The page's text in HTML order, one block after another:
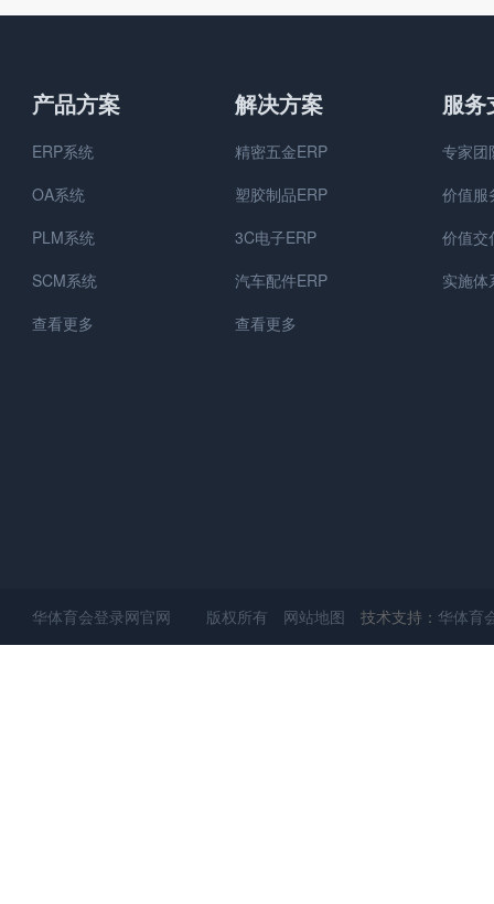
产品方案
ERP系统
OA系统
PLM系统
SCM系统
查看更多
解决方案
精密五金ERP
塑胶制品ERP
3C电子ERP
汽车配件ERP
查看更多
服务
专家团
价值服
价值交
实施体
华体育会登录网官网 版权所有 网站地图 技术支持：华体育